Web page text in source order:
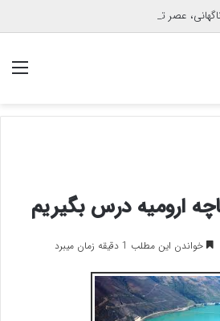
ارومیه درس بگیریم
خواندن این مطلب 1 دقیقه زمان میبرد